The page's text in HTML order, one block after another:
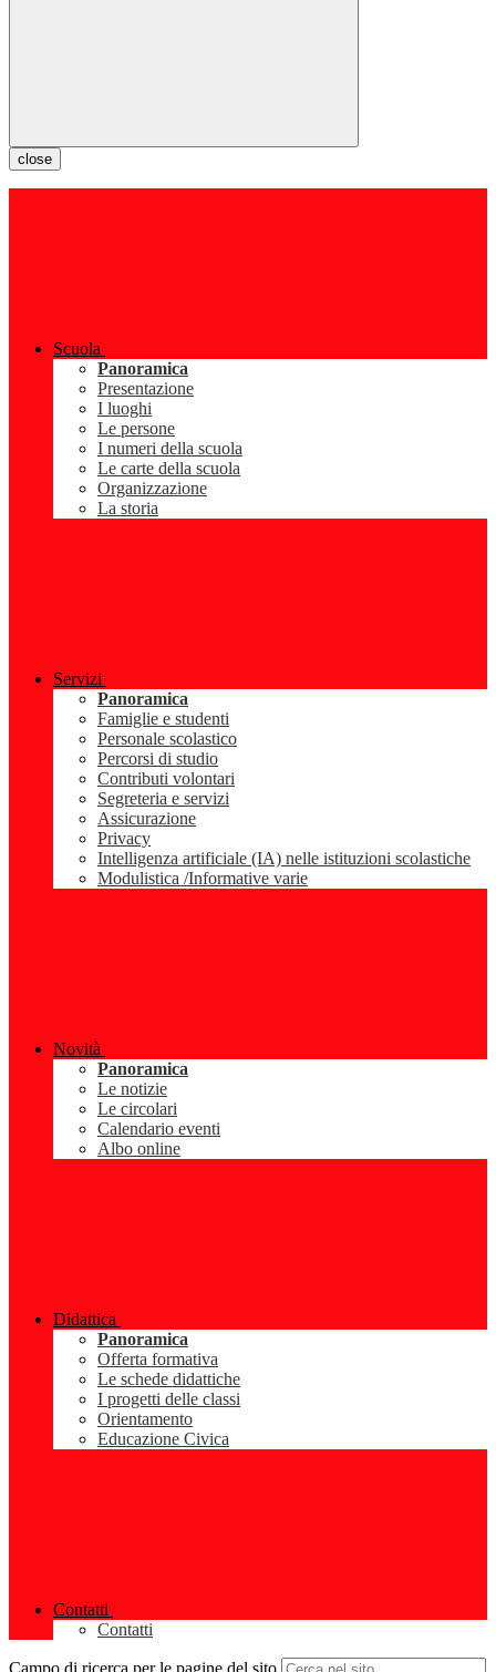
close
Scuola
Panoramica
Presentazione
I luoghi
Le persone
I numeri della scuola
Le carte della scuola
Organizzazione
La storia
Servizi
Panoramica
Famiglie e studenti
Personale scolastico
Percorsi di studio
Contributi volontari
Segreteria e servizi
Assicurazione
Privacy
Intelligenza artificiale (IA) nelle istituzioni scolastiche
Modulistica /Informative varie
Novità
Panoramica
Le notizie
Le circolari
Calendario eventi
Albo online
Didattica
Panoramica
Offerta formativa
Le schede didattiche
I progetti delle classi
Orientamento
Educazione Civica
Contatti
Contatti